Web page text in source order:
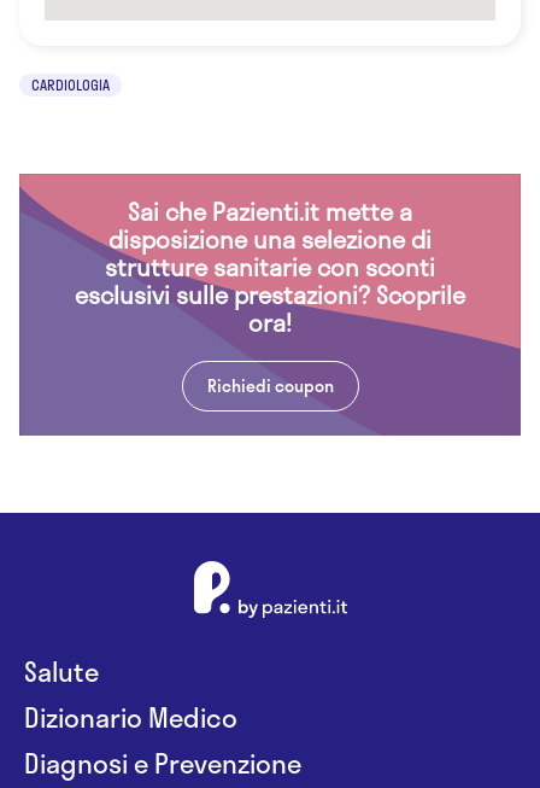
CARDIOLOGIA
Sai che Pazienti.it mette a
disposizione una selezione di
strutture sanitarie con sconti
esclusivi sulle prestazioni? Scoprile
ora!
Richiedi coupon
Salute
Dizionario Medico
Diagnosi e Prevenzione